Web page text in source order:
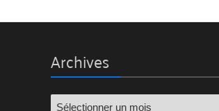
Archives